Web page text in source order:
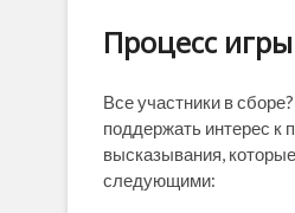
Процесс игры
Все участники в
поддержать интерес к
высказывания,
следующими: